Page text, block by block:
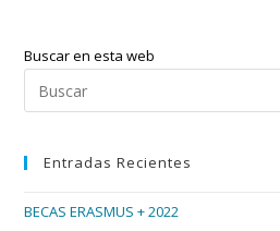
Se
Se
Vigo
Buscar en esta web
Entradas Recientes
BECAS ERASMUS + 2022